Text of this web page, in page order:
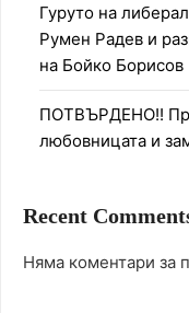
Гуруто на
Румен Радев и
на Бойко Борисов
ПОТВЪРДЕНО!!
любовницата и
Recent
Няма коментари за